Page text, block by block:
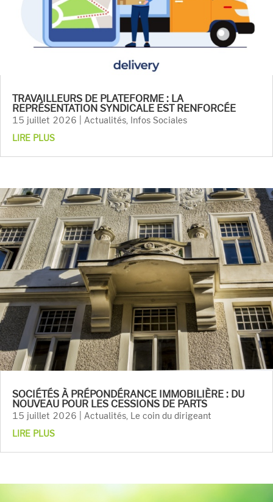
TRAVAILLEURS DE PLATEFORME : LA
REPRÉSENTATION SYNDICALE EST RENFORCÉE
15 juillet 2026 Actualités Infos Sociales
LIRE PLUS
SOCIÉTÉS À PRÉPONDÉRANCE IMMOBILIÈRE : DU
NOUVEAU POUR LES CESSIONS DE PARTS
15 juillet 2026 Actualités Le coin du dirigeant
LIRE PLUS